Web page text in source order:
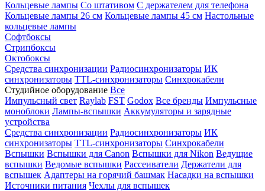
Кольцевые лампы Со штативом С держателем для телефона
Кольцевые лампы 26 см Кольцевые лампы 45 см Настольные
кольцевые лампы
Софтбоксы
Стрипбоксы
Октобоксы
Средства синхронизации Радиосинхронизаторы ИК
синхронизаторы TTL-синхронизаторы Синхрокабели
Студийное оборудование Все
Импульсный свет Raylab FST Godox Все бренды Импульсные
моноблоки Лампы-вспышки Аккумуляторы и зарядные
устройства
Средства синхронизации Радиосинхронизаторы ИК
синхронизаторы TTL-синхронизаторы Синхрокабели
Вспышки Вспышки для Canon Вспышки для Nikon Ведущие
вспышки Ведомые вспышки Рассеиватели Держатели для
вспышек Адаптеры на горячий башмак Насадки на вспышки
Источники питания Чехлы для вспышек